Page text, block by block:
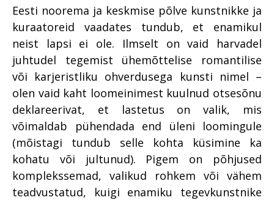
Eesti noorema ja keskmise põlve kunstnikke ja
kuraatoreid vaadates tundub, et enamikul
neist lapsi ei ole. Ilmselt on vaid harvadel
juhtudel tegemist ühemõttelise romantilise
või karjeristliku ohverdusega kunsti nimel –
olen vaid kaht loomeinimest kuulnud otsesõnu
deklareerivat, et lastetus on valik, mis
võimaldab pühendada end üleni loomingule
(mõistagi tundub selle kohta küsimine ka
kohatu või jultunud). Pigem on põhjused
komplekssemad, valikud rohkem või vähem
teadvustatud, kuigi enamiku tegevkunstnike